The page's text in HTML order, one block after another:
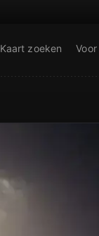
Kaart zoeken